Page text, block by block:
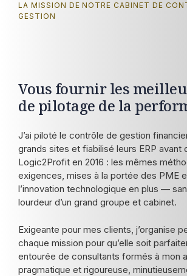
LA MISSION DE NOTRE CABINET DE
GESTION
Vous fournir les
de pilotage de la
J’ai piloté le contrôle de gestion
grands sites et fiabilisé leurs ERP avant
Logic2Profit en 2016 : les mêmes
exigences, mises à la portée des PME
l’innovation technologique en plus —
lourdeur d’un grand groupe et cabinet.
Exigeante pour mes clients, j’organise
chaque mission pour qu’elle soit
entourée de consultants formés à mon
pragmatique et rigoureuse,